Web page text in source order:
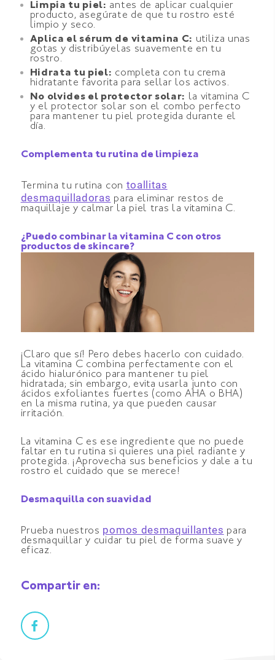
Limpia tu piel: antes de aplicar cualquier
producto, asegúrate de que tu rostro esté
limpio y seco.
Aplica el sérum de vitamina C: utiliza unas
gotas y distribúyelas suavemente en tu
rostro.
Hidrata tu piel: completa con tu crema
hidratante favorita para sellar los activos.
No olvides el protector solar: la vitamina C
y el protector solar son el combo perfecto
para mantener tu piel protegida durante el
día.
Complementa tu rutina de limpieza
Termina tu rutina con toallitas
desmaquilladoras para eliminar restos de
maquillaje y calmar la piel tras la vitamina C.
¿Puedo combinar la vitamina C con otros
productos de skincare?
¡Claro que sí! Pero debes hacerlo con cuidado.
La vitamina C combina perfectamente con el
ácido hialurónico para mantener tu piel
hidratada; sin embargo, evita usarla junto con
ácidos exfoliantes fuertes (como AHA o BHA)
en la misma rutina, ya que pueden causar
irritación.
La vitamina C es ese ingrediente que no puede
faltar en tu rutina si quieres una piel radiante y
protegida. ¡Aprovecha sus beneficios y dale a tu
rostro el cuidado que se merece!
Desmaquilla con suavidad
Prueba nuestros pomos desmaquillantes para
desmaquillar y cuidar tu piel de forma suave y
eficaz.
Compartir en: